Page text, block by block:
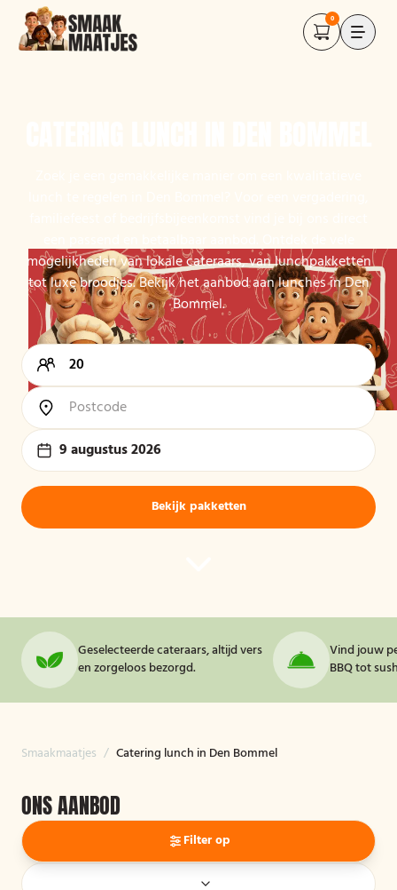
0
mogelijkheden van lokale cateraars, van lunchpakketten
tot luxe broodjes. Bekijk het aanbod aan lunches in Den
Bommel.
9 augustus 2026
Bekijk pakketten
Geselecteerde cateraars, altijd vers
en zorgeloos bezorgd.
Vind jouw
BBQ tot
Smaakmaatjes / Catering lunch in Den Bommel
ONS AANBOD
Filter op